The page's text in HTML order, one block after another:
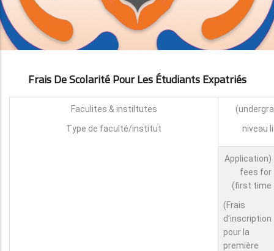
Frais De Scolarité Pour Les Étudiants ExpatriÉS
Faculites & instiltutes
Type de faculté/institut
niveau
(Application
fees for
first time)
(Frais
d'inscription
pour la
première